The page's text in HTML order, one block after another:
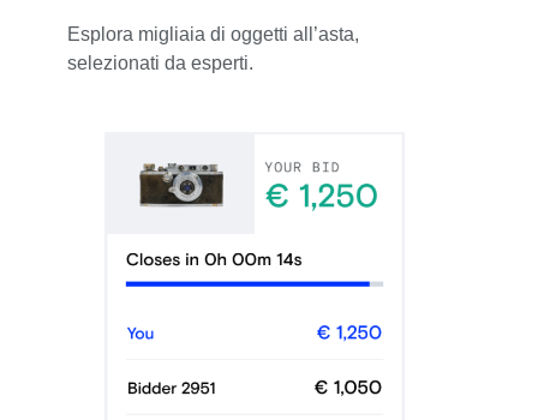
Esplora migliaia di oggetti all’asta,
selezionati da esperti.